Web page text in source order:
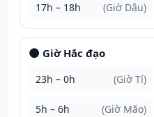
17h – 18h (Giờ Dậu)
🌑 Giờ Hắc đạo
23h – 0h (Giờ Tí)
5h – 6h (Giờ Mão)